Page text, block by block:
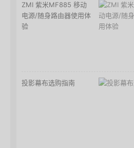
ZMI 紫米MF885 移动
电源/随身路由器使用体
验
投影幕布选购指南